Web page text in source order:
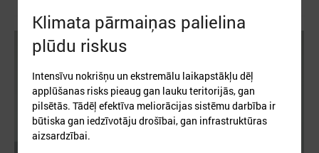
Klimata pārmaiņas palielina
plūdu riskus
Intensīvu nokrišņu un ekstremālu laikapstākļu dēļ
applūšanas risks pieaug gan lauku teritorijās, gan
pilsētās. Tādēļ efektīva meliorācijas sistēmu darbība ir
būtiska gan iedzīvotāju drošībai, gan infrastruktūras
aizsardzībai.